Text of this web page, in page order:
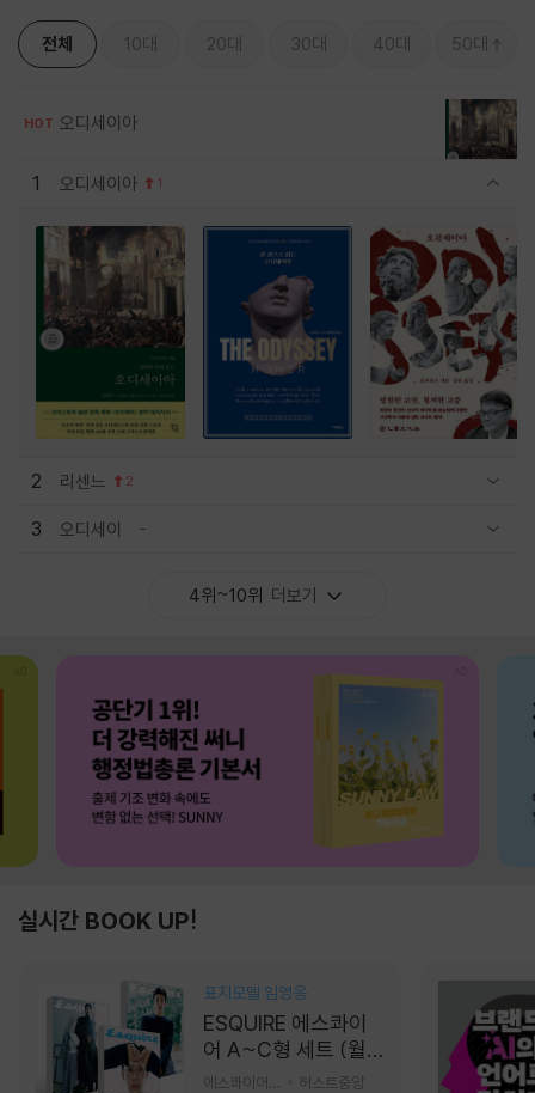
전체 10대 20대 30대 40대 50대
HOT 오디세이아
1 오디세이아 1
2 리센느 2
3 오디세이
4위~10위 더보기
실시간 BOOK UP!
표지모델 임영웅
ESQUIRE 에스콰이
어 A~C형 세트 (월
간) : 9월 [2026]
허스트중앙